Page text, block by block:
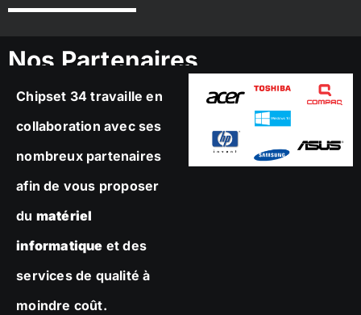
Nos Partenaires
Chipset 34 travaille en
collaboration avec ses
nombreux partenaires
afin de vous proposer
du matériel
informatique et des
services de qualité à
moindre coût.